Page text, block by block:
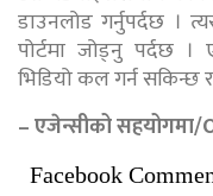
डाउनलोड गर्नुपर्दछ ।
पोर्टमा जोड्नु पर्दछ
भिडियो कल गर्न सकिन्छ
– एजेन्सीको
Facebook